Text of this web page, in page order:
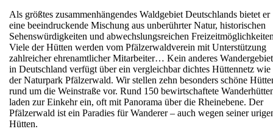
Als größtes zusammenhängendes Waldgebiet Deutschlands bietet er
eine beeindruckende Mischung aus unberührter Natur, historischen
Sehenswürdigkeiten und abwechslungsreichen
Viele der Hütten werden vom Pfälzerwaldverein mit Unterstützung
zahlreicher ehrenamtlicher Mitarbeiter… Kein anderes Wandergebiet
in Deutschland verfügt über ein vergleichbar dichtes Hüttennetz wie
der Naturpark Pfälzerwald. Wir stellen zehn besonders schöne
rund um die Weinstraße vor. Rund 150 bewirtschaftete
laden zur Einkehr ein, oft mit Panorama über die Rheinebene. Der
Pfälzerwald ist ein Paradies für Wanderer – auch wegen seiner
Hütten.